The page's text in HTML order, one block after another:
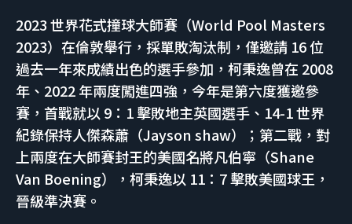
2023 世界花式撞球大師賽（World Pool Masters
2023）在倫敦舉行，採單敗淘汰制，僅邀請 16 位
過去一年來成績出色的選手參加，柯秉逸曾在 2008
年、2022 年兩度闖進四強，今年是第六度獲邀參
賽，首戰就以 9：1 擊敗地主英國選手、14-1 世界
紀錄保持人傑森蕭（Jayson shaw）；第二戰，對
上兩度在大師賽封王的美國名將凡伯寧（Shane
Van Boening），柯秉逸以 11：7 擊敗美國球王，
晉級準決賽。